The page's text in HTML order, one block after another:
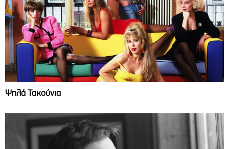
Ψηλά Τακούνια